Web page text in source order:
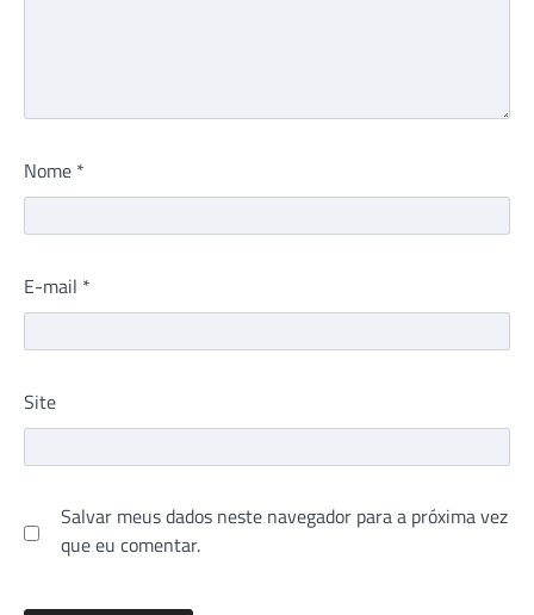
Nome *
E-mail *
Site
Salvar meus dados neste navegador para a próxima vez
que eu comentar.